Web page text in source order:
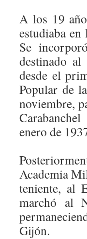
A los 19
estudiaba
Se
destinado
desde el
Popular de
noviembre,
enero de
Academia
teniente, al
marchó al
Gijón.